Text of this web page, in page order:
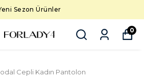
Sezon Ürünler
0
Cepli Kadın Pantolon